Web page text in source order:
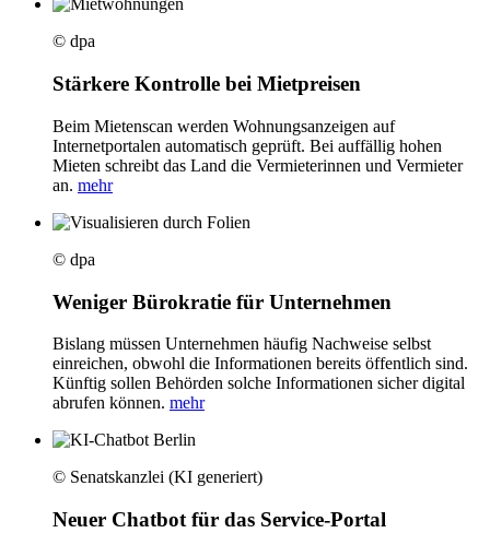
© dpa
Stärkere Kontrolle bei Mietpreisen
Beim Mietenscan werden Wohnungsanzeigen auf
Internetportalen automatisch geprüft. Bei auffällig hohen
Mieten schreibt das Land die Vermieterinnen und Vermieter
an. mehr
© dpa
Weniger Bürokratie für Unternehmen
Bislang müssen Unternehmen häufig Nachweise selbst
einreichen, obwohl die Informationen bereits öffentlich sind.
Künftig sollen Behörden solche Informationen sicher digital
abrufen können. mehr
© Senatskanzlei (KI generiert)
Neuer Chatbot für das Service-Portal